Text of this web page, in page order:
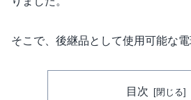
そこで、後継品として使用可能な電
目次